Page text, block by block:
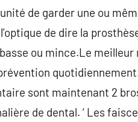
de garder une ou
de dire la
ou mince.Le meilleur
sont maintenant 2
de dental. ‘ Les